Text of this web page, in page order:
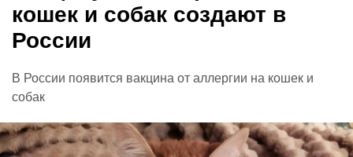
кошек и собак создают в
России
В России появится вакцина от аллергии на кошек и
собак